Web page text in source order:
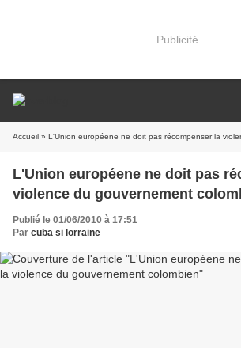
Publicité
Accueil » L'Union européene ne doit pas récompenser la violence
L'Union européene ne doit pas
violence du gouvernement
Publié le 01/06/2010 à 17:51
Par cuba si lorraine